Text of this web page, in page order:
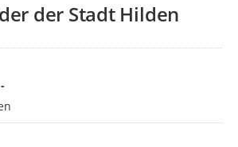
der Stadt Hilden
-